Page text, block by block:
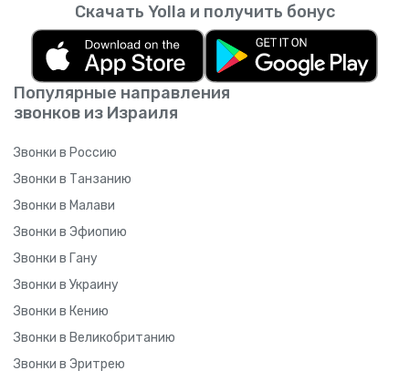
Популярные направления
звонков из Израиля
Звонки в Россию
Звонки в Танзанию
Звонки в Малави
Звонки в Эфиопию
Звонки в Гану
Звонки в Украину
Звонки в Кению
Звонки в Великобританию
Звонки в Эритрею
Скачать Yolla и получить бонус